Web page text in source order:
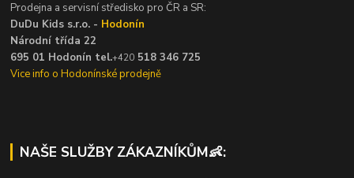
Prodejna a servisní středisko pro ČR a SR:
DuDu Kids s.r.o. - Hodonín
Národní třída 22
695 01 Hodonín tel.+420 518 346 725
Vice info o Hodonínské prodejně
NAŠE SLUŽBY ZÁKAZNÍKŮM👶: